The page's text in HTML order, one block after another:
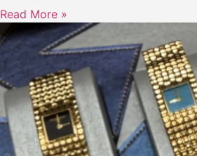
Read More »